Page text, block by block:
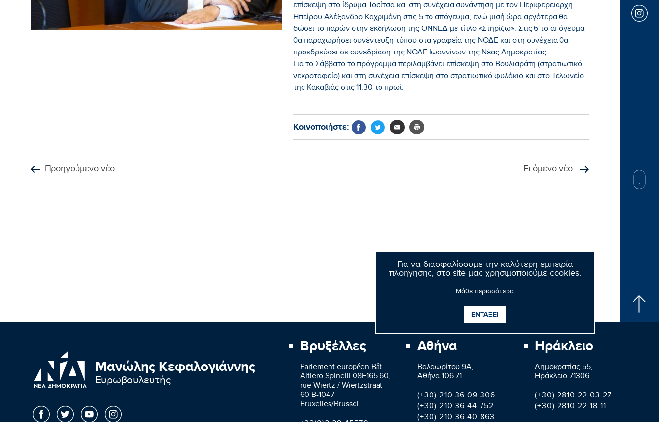
Για να διασφαλίσουμε την καλύτερη εμπειρία
πλοήγησης, στο site μας χρησιμοποιούμε cookies.
Μάθε περισσότερα
ΕΝΤΑΞΕΙ
επίσκεψη στο ίδρυμα Τοσίτσα και στη συνέχεια συνάντηση με τον Περιφερειάρχη
Ηπείρου Αλέξανδρο Καχριμάνη στις 5 το απόγευμα, ενώ μισή ώρα αργότερα θα
δώσει το παρών στην εκδήλωση της ΟΝΝΕΔ με τίτλο «Στηρίζω». Στις 6 το απόγευμα
θα παραχωρήσει συνέντευξη τύπου στα γραφεία της ΝΟΔΕ και στη συνέχεια θα
προεδρεύσει σε συνεδρίαση της ΝΟΔΕ Ιωαννίνων της Νέας Δημοκρατίας.
Για το Σάββατο το πρόγραμμα περιλαμβάνει επίσκεψη στο Βουλιαράτη (στρατιωτικό
νεκροταφείο) και στη συνέχεια επίσκεψη στο στρατιωτικό φυλάκιο και στο Τελωνείο
της Κακαβιάς στις 11:30 το πρωί.
Κοινοποιήστε:
Προηγούμενο νέο Επόμενο νέο
Μανώλης Κεφαλογιάννης
Ευρωβουλευτής
Βρυξέλλες
Parlement européen Bât.
Altiero Spinelli 08E165 60,
rue Wiertz / Wiertzstraat
60 B-1047
Bruxelles/Brussel
Αθήνα
Βαλαωρίτου 9A,
Aθήνα 106 71
(+30) 210 36 09 306
(+30) 210 36 44 752
(+30) 210 36 40 863
Ηράκλειο
Δημοκρατίας 55,
Ηράκλειο 71306
(+30) 2810 22 03 27
(+30) 2810 22 18 11